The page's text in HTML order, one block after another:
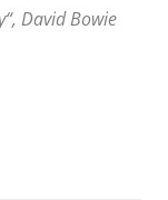
David Bowie